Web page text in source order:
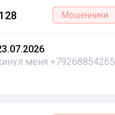
Мошенники
меня +79268854265